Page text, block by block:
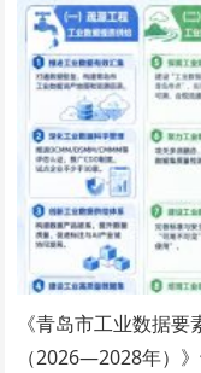
《青岛市工业数据
（2026—2028年）